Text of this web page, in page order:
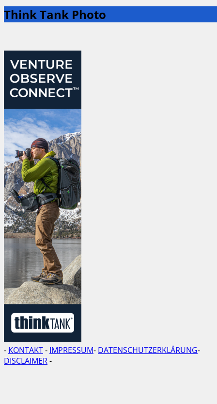
Think Tank Photo
- KONTAKT- IMPRESSUM- DATENSCHUTZERKLÄRUNG-
DISCLAIMER-